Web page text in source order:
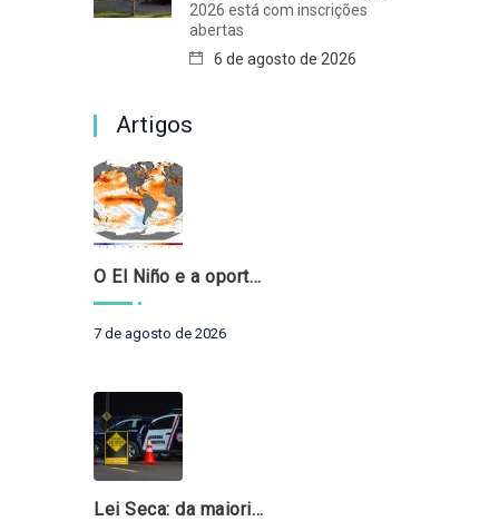
2026 está com inscrições
abertas
6 de agosto de 2026
Artigos
O El Niño e a oportunidade de fortalecer o controle externo das políticas climáticas
7 de agosto de 2026
Lei Seca: da maioridade à maturidade